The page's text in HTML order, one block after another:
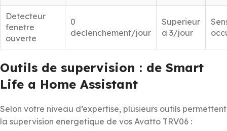
Detecteur
fenetre
ouverte
0
declenchement/jour
Superieur
a 3/jour
Outils de supervision : de Smart
Life a Home Assistant
Selon votre niveau d’expertise, plusieurs outils permettent
la supervision energetique de vos Avatto TRV06 :